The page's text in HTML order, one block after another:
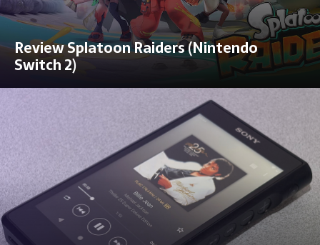
Review Splatoon Raiders (Nintendo
Switch 2)